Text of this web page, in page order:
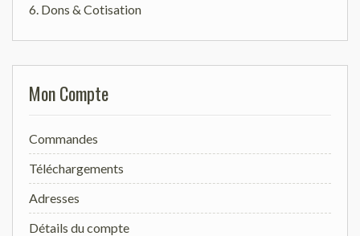
6. Dons & Cotisation
Mon Compte
Commandes
Téléchargements
Adresses
Détails du compte